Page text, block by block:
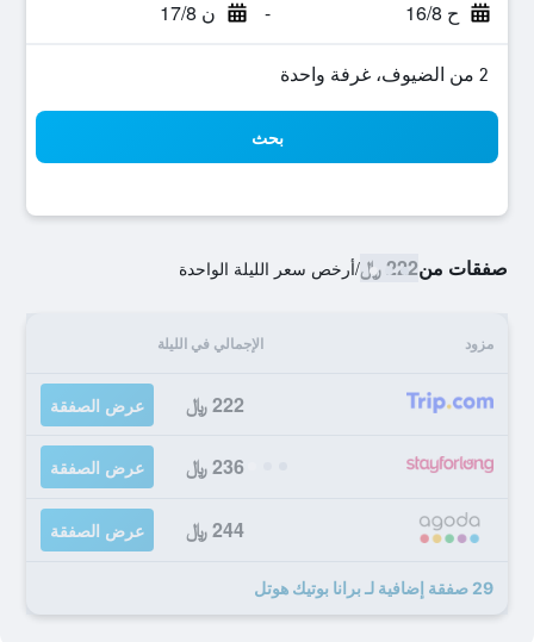
ح 16/8 - ن 17/8
2 من الضيوف، غرفة واحدة
بحث
صفقات من222 ﷼ /أرخص سعر الليلة الواحدة
مزود الإجمالي في الليلة
222 ﷼ عرض الصفقة
236 ﷼ عرض الصفقة
244 ﷼ عرض الصفقة
29 صفقة إضافية لـ برانا بوتيك هوتل